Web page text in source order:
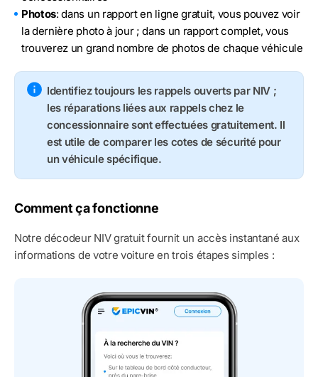
Photos: dans un rapport en ligne gratuit, vous pouvez voir
la dernière photo à jour ; dans un rapport complet, vous
trouverez un grand nombre de photos de chaque véhicule
Identifiez toujours les rappels ouverts par NIV ;
les réparations liées aux rappels chez le
concessionnaire sont effectuées gratuitement. Il
est utile de comparer les cotes de sécurité pour
un véhicule spécifique.
Comment ça fonctionne
Notre décodeur NIV gratuit fournit un accès instantané aux
informations de votre voiture en trois étapes simples :